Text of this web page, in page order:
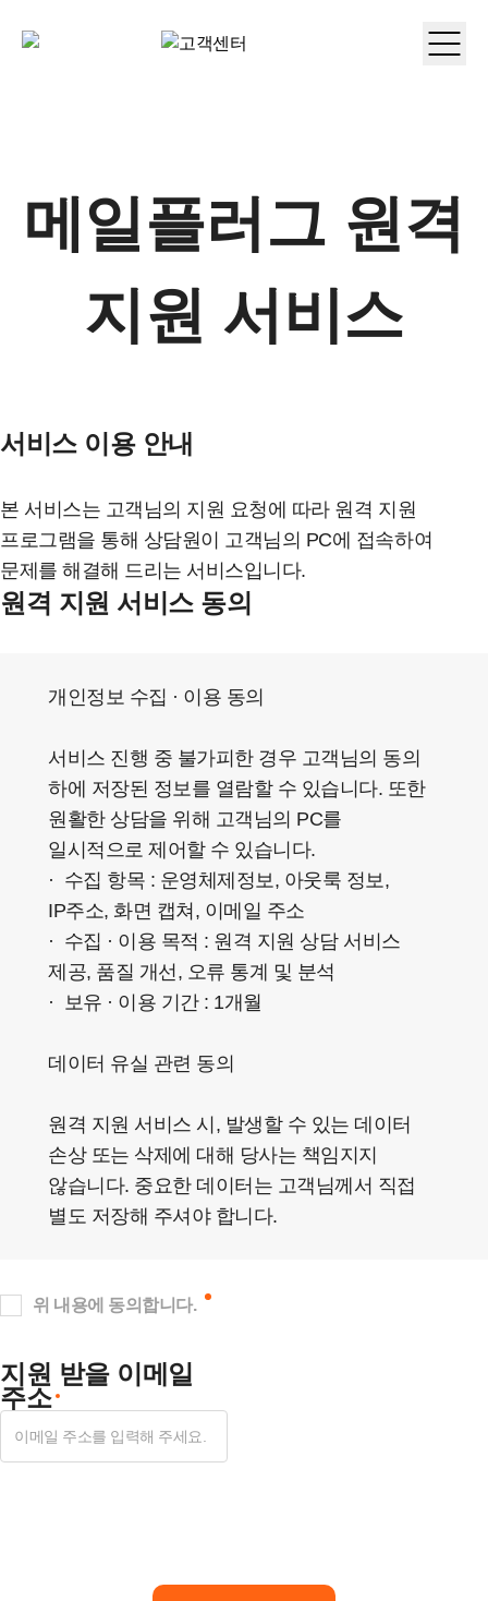
메일플러그 원격
지원 서비스
서비스 이용 안내
본 서비스는 고객님의 지원 요청에 따라 원격 지원
프로그램을 통해 상담원이 고객님의 PC에 접속하여
문제를 해결해 드리는 서비스입니다.
원격 지원 서비스 동의
개인정보 수집 · 이용 동의
서비스 진행 중 불가피한 경우 고객님의 동의
하에 저장된 정보를 열람할 수 있습니다. 또한
원활한 상담을 위해 고객님의 PC를
일시적으로 제어할 수 있습니다.
· 수집 항목 : 운영체제정보, 아웃룩 정보,
IP주소, 화면 캡쳐, 이메일 주소
· 수집 · 이용 목적 : 원격 지원 상담 서비스
제공, 품질 개선, 오류 통계 및 분석
· 보유 · 이용 기간 : 1개월
데이터 유실 관련 동의
원격 지원 서비스 시, 발생할 수 있는 데이터
손상 또는 삭제에 대해 당사는 책임지지
않습니다. 중요한 데이터는 고객님께서 직접
별도 저장해 주셔야 합니다.
위 내용에 동의합니다.
지원 받을 이메일
주소